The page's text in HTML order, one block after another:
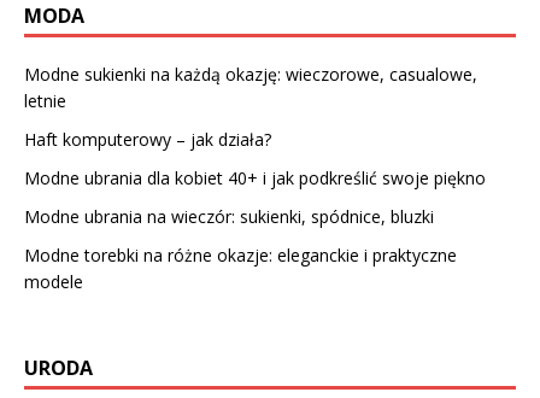
MODA
Modne sukienki na każdą okazję: wieczorowe, casualowe,
letnie
Haft komputerowy – jak działa?
Modne ubrania dla kobiet 40+ i jak podkreślić swoje piękno
Modne ubrania na wieczór: sukienki, spódnice, bluzki
Modne torebki na różne okazje: eleganckie i praktyczne
modele
URODA